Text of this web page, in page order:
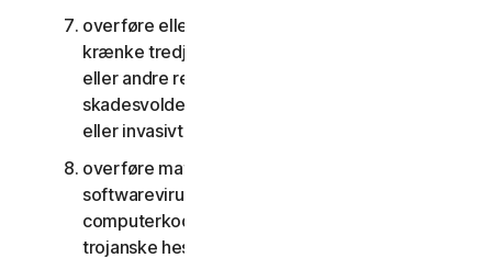
overføre eller opbevare materiale, der kan
krænke tredjemands immaterielle rettigheder
eller andre rettigheder, eller som er ulovligt,
skadesvoldene, ærekrænkende, injurierende
eller invasivt for andres privatliv
overføre materiale, der indeholder
softwarevirus eller anden skadelig
computerkode eller skadelige filer, for eksempel
trojanske heste, orme og tidsindstillede bomber